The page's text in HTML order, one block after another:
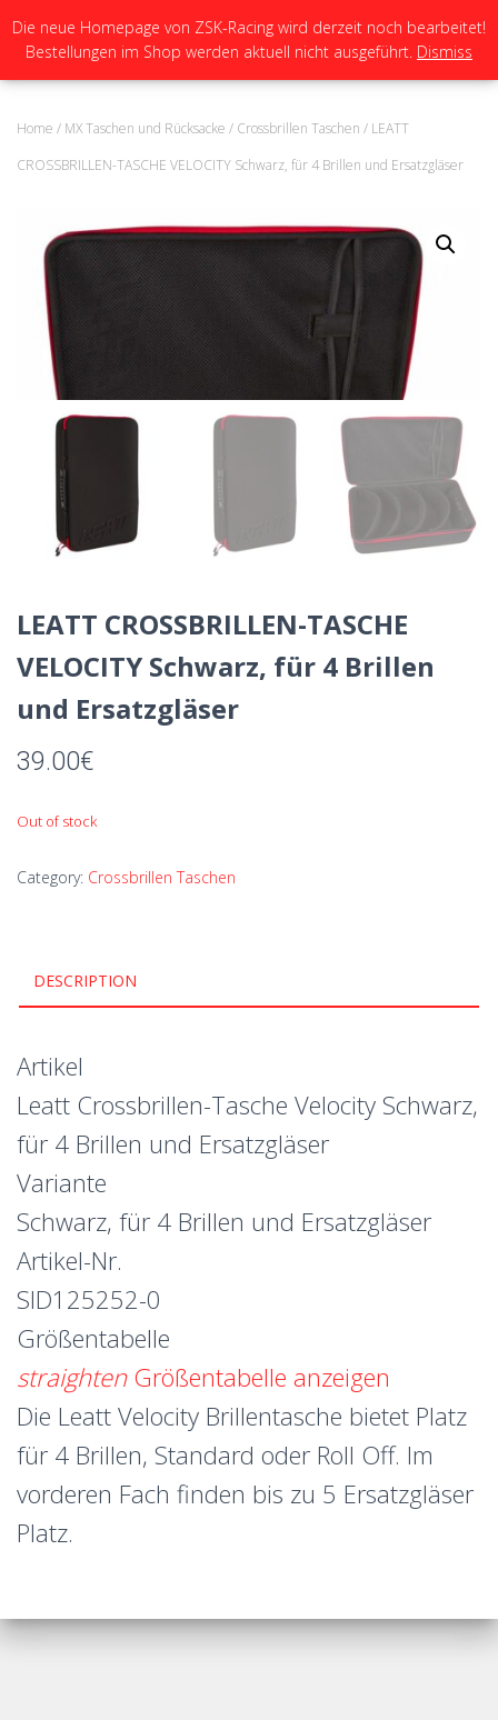
N
A
A
T
E
N
Home / MX Taschen und Rücksacke / Crossbrillen Taschen / LEATT
CROSSBRILLEN-TASCHE VELOCITY Schwarz, für 4 Brillen und Ersatzgläser
LEATT CROSSBRILLEN-TASCHE
VELOCITY Schwarz, für 4 Brillen
und Ersatzgläser
39.00€
Out of stock
Category: Crossbrillen Taschen
DESCRIPTION
Artikel
Leatt Crossbrillen-Tasche Velocity Schwarz,
für 4 Brillen und Ersatzgläser
Variante
Schwarz, für 4 Brillen und Ersatzgläser
Artikel-Nr.
SID125252-0
Größentabelle
straighten Größentabelle anzeigen
Die Leatt Velocity Brillentasche bietet Platz
für 4 Brillen, Standard oder Roll Off. Im
vorderen Fach finden bis zu 5 Ersatzgläser
Platz.
Die neue Homepage von ZSK-Racing wird derzeit noch bearbeitet!
Bestellungen im Shop werden aktuell nicht ausgeführt. Dismiss